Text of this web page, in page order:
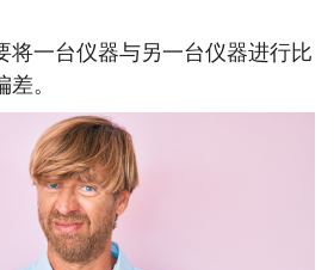
将一台仪器与另一台仪器进行比
。